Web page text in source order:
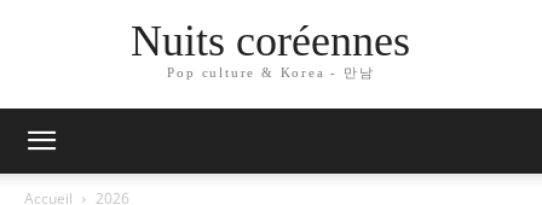
Nuits coréennes
Pop culture & Korea - 만남
Accueil 2026